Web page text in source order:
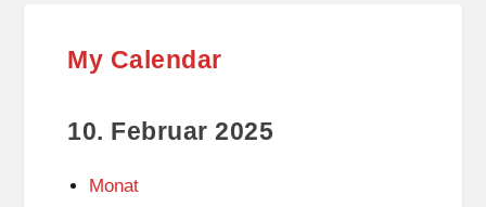
My Calendar
10. Februar 2025
Monat